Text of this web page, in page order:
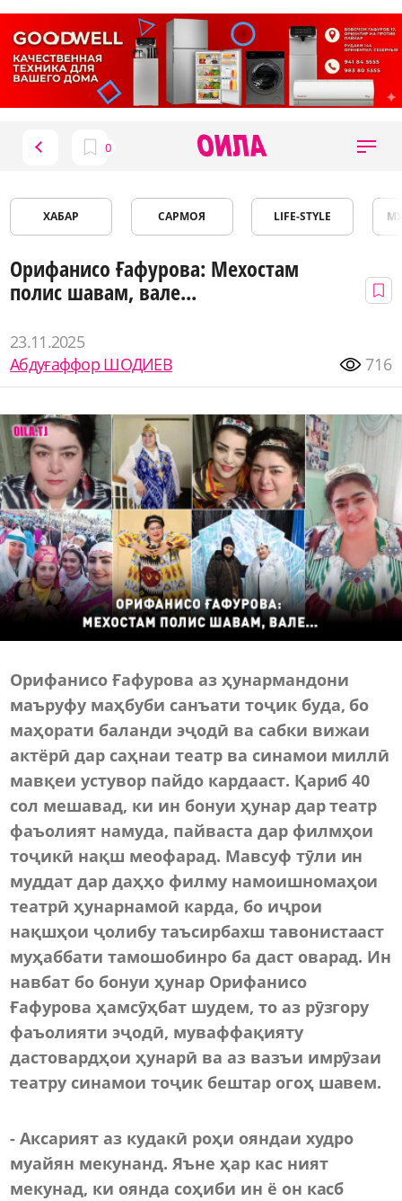
ХАБАР САРМОЯ LIFE-STYLE
Орифанисо Ғафурова: Мехостам
полис шавам, вале...
23.11.2025
Абдуғаффор ШОДИЕВ
716
Орифанисо Ғафурова аз ҳунармандони
маъруфу маҳбуби санъати тоҷик буда, бо
маҳорати баланди эҷодӣ ва сабки вижаи
актёрӣ дар саҳнаи театр ва синамои миллӣ
мавқеи устувор пайдо кардааст. Қариб 40
сол мешавад, ки ин бонуи ҳунар дар театр
фаъолият намуда, пайваста дар филмҳои
тоҷикӣ нақш меофарад. Мавсуф тӯли ин
муддат дар даҳҳо филму намоишномаҳои
театрӣ ҳунарнамоӣ карда, бо иҷрои
нақшҳои ҷолибу таъсирбахш тавонистааст
муҳаббати тамошобинро ба даст оварад. Ин
навбат бо бонуи ҳунар Орифанисо
Ғафурова ҳамсӯҳбат шудем, то аз рӯзгору
фаъолияти эҷодӣ, муваффақияту
дастовардҳои ҳунарӣ ва аз вазъи имрӯзаи
театру синамои тоҷик бештар огоҳ шавем.
- Аксарият аз кудакӣ роҳи ояндаи худро
муайян мекунанд. Яъне ҳар кас ният
мекунад, ки оянда соҳиби ин ё он касб